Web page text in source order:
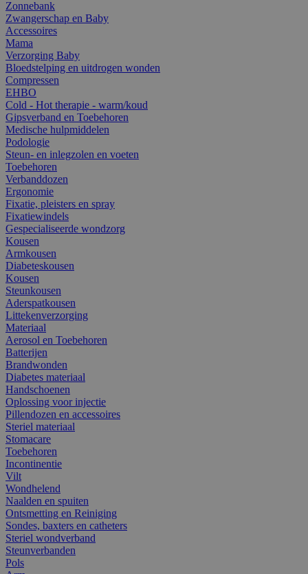
Zonnebank
Zwangerschap en Baby
Accessoires
Mama
Verzorging Baby
Bloedstelping en uitdrogen wonden
Compressen
EHBO
Cold - Hot therapie - warm/koud
Gipsverband en Toebehoren
Medische hulpmiddelen
Podologie
Steun- en inlegzolen en voeten
Toebehoren
Verbanddozen
Ergonomie
Fixatie, pleisters en spray
Fixatiewindels
Gespecialiseerde wondzorg
Kousen
Armkousen
Diabeteskousen
Kousen
Steunkousen
Aderspatkousen
Littekenverzorging
Materiaal
Aerosol en Toebehoren
Batterijen
Brandwonden
Diabetes materiaal
Handschoenen
Oplossing voor injectie
Pillendozen en accessoires
Steriel materiaal
Stomacare
Toebehoren
Incontinentie
Vilt
Wondhelend
Naalden en spuiten
Ontsmetting en Reiniging
Sondes, baxters en catheters
Steriel wondverband
Steunverbanden
Pols